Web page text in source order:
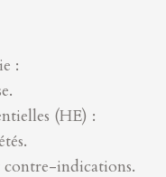
:
(HE) :
contre-indications.